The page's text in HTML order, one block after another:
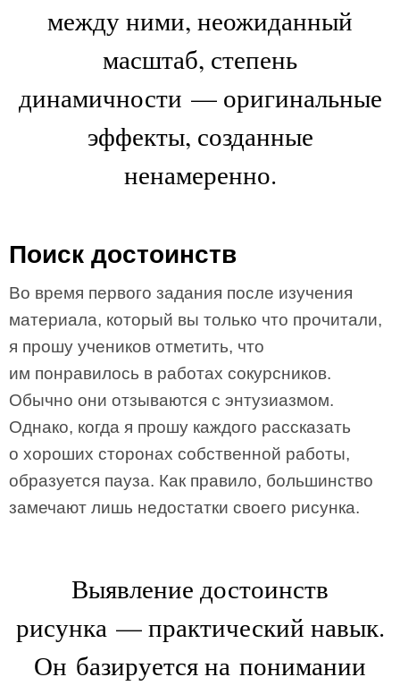
между ними, неожиданный
масштаб, степень
динамичности — оригинальные
эффекты, созданные
ненамеренно.
Поиск достоинств
Во время первого задания после изучения
материала, который вы только что прочитали,
я прошу учеников отметить, что
им понравилось в работах сокурсников.
Обычно они отзываются с энтузиазмом.
Однако, когда я прошу каждого рассказать
о хороших сторонах собственной работы,
образуется пауза. Как правило, большинство
замечают лишь недостатки своего рисунка.
Выявление достоинств
рисунка — практический навык.
Он базируется на понимании